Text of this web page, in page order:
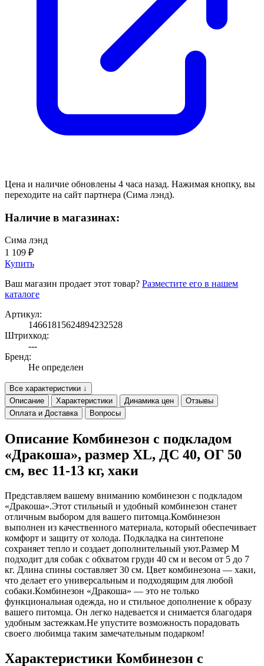
Цена и наличие обновлены 4 часа назад. Нажимая кнопку, вы
переходите на сайт партнера (Сима лэнд).
Наличие в магазинах:
Сима лэнд
1 109 ₽
Купить
Ваш магазин продает этот товар? Разместите его в нашем
каталоге
Артикул:
14661815624894232528
Штрихкод:
---
Бренд:
Не определен
Все характеристики ↓
Описание
Характеристики Динамика цен
Отзывы
Оплата и Доставка
Вопросы
Описание Комбинезон с подкладом
«Дракоша», размер XL, ДС 40, ОГ 50
см, вес 11-13 кг, хаки
Представляем вашему вниманию комбинезон с подкладом
«Дракоша».Этот стильный и удобный комбинезон станет
отличным выбором для вашего питомца.Комбинезон
выполнен из качественного материала, который обеспечивает
комфорт и защиту от холода. Подкладка на синтепоне
сохраняет тепло и создает дополнительный уют.Размер M
подходит для собак с обхватом груди 40 см и весом от 5 до 7
кг. Длина спины составляет 30 см. Цвет комбинезона — хаки,
что делает его универсальным и подходящим для любой
собаки.Комбинезон «Дракоша» — это не только
функциональная одежда, но и стильное дополнение к образу
вашего питомца. Он легко надевается и снимается благодаря
удобным застежкам.Не упустите возможность порадовать
своего любимца таким замечательным подарком!
Характеристики Комбинезон с